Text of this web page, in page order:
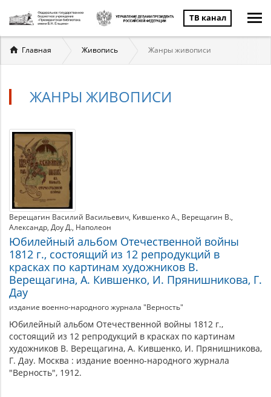
ТВ канал
Вы
здесь
Главная Живопись Жанры живописи
ЖАНРЫ ЖИВОПИСИ
Жанры
живописи
Материалы
по
теме
Верещагин Василий Васильевич Кившенко А. Верещагин В.
Александр Доу Д. Наполеон
Юбилейный альбом Отечественной войны
1812 г., состоящий из 12 репродукций в
красках по картинам художников В.
Верещагина, А. Кившенко, И. Прянишникова, Г.
Дау
издание военно-народного журнала "Верность"
Юбилейный альбом Отечественной войны 1812 г.,
состоящий из 12 репродукций в красках по картинам
художников В. Верещагина, А. Кившенко, И. Прянишникова,
Г. Дау. Москва : издание военно-народного журнала
"Верность", 1912.